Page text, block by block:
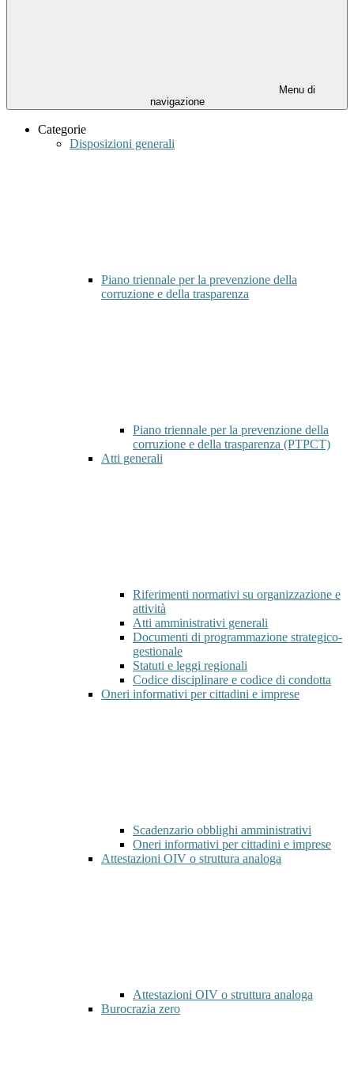
Menu di
navigazione
Categorie
Disposizioni generali
Piano triennale per la prevenzione della
corruzione e della trasparenza
Piano triennale per la prevenzione della
corruzione e della trasparenza (PTPCT)
Atti generali
Riferimenti normativi su organizzazione e
attività
Atti amministrativi generali
Documenti di programmazione strategico-
gestionale
Statuti e leggi regionali
Codice disciplinare e codice di condotta
Oneri informativi per cittadini e imprese
Scadenzario obblighi amministrativi
Oneri informativi per cittadini e imprese
Attestazioni OIV o struttura analoga
Attestazioni OIV o struttura analoga
Burocrazia zero